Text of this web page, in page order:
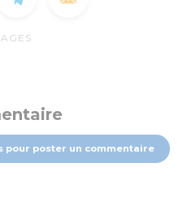
pour poster un commentaire